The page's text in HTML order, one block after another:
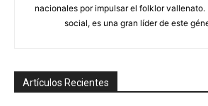
nacionales por impulsar el folklor vallenato.
social, es una gran líder de este
Artículos Recientes